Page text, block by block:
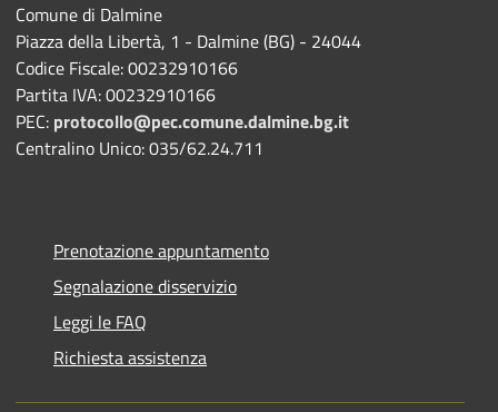
Comune di Dalmine
Piazza della Libertà, 1 - Dalmine (BG) - 24044
Codice Fiscale: 00232910166
Partita IVA: 00232910166
PEC: protocollo@pec.comune.dalmine.bg.it
Centralino Unico: 035/62.24.711
Prenotazione appuntamento
Segnalazione disservizio
Leggi le FAQ
Richiesta assistenza